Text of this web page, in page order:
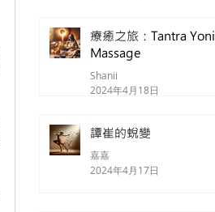
療癒之旅：Tantra Yoni
Massage
Shanii
2024年4月18日
譚崔的蛻變
嘉嘉
2024年4月17日